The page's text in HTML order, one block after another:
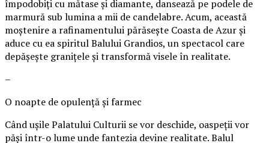
împodobiți cu mătase și diamante, dansează pe podele de
marmură sub lumina a mii de candelabre. Acum, această
moștenire a rafinamentului părăsește Coasta de Azur și
aduce cu ea spiritul Balului Grandios, un spectacol care
depășește granițele și transformă visele în realitate.
–
O noapte de opulență și farmec
Când ușile Palatului Culturii se vor deschide, oaspeții vor
păși într-o lume unde fantezia devine realitate. Balul